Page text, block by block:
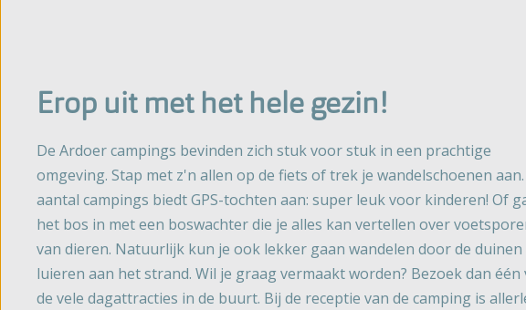
Erop uit met het hele gezin!
De Ardoer campings bevinden zich stuk voor stuk in een prachtige
omgeving. Stap met z'n allen op de fiets of trek je wandelschoenen aan.
aantal campings biedt GPS-tochten aan: super leuk voor kinderen! Of
het bos in met een boswachter die je alles kan vertellen over
van dieren. Natuurlijk kun je ook lekker gaan wandelen door de
luieren aan het strand. Wil je graag vermaakt worden? Bezoek dan één
de vele dagattracties in de buurt. Bij de receptie van de camping is